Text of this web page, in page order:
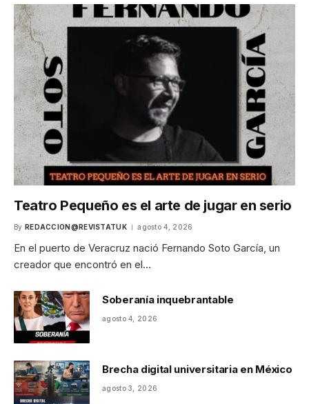
Teatro Pequeño es el arte de jugar en serio
By REDACCION@REVISTATUK agosto 4, 2026
En el puerto de Veracruz nació Fernando Soto García, un
creador que encontró en el…
Soberanía inquebrantable
agosto 4, 2026
Brecha digital universitaria en México
agosto 3, 2026